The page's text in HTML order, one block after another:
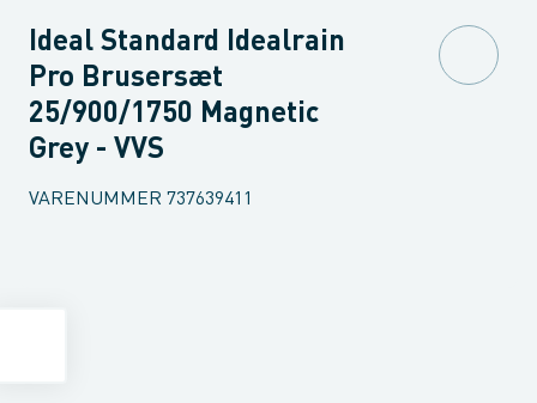
Ideal Standard Idealrain
Pro Brusersæt
25/900/1750 Magnetic
Grey - VVS
VARENUMMER 737639411